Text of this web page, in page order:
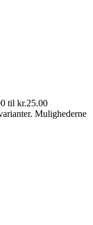
til kr.25.00
Mulighederne